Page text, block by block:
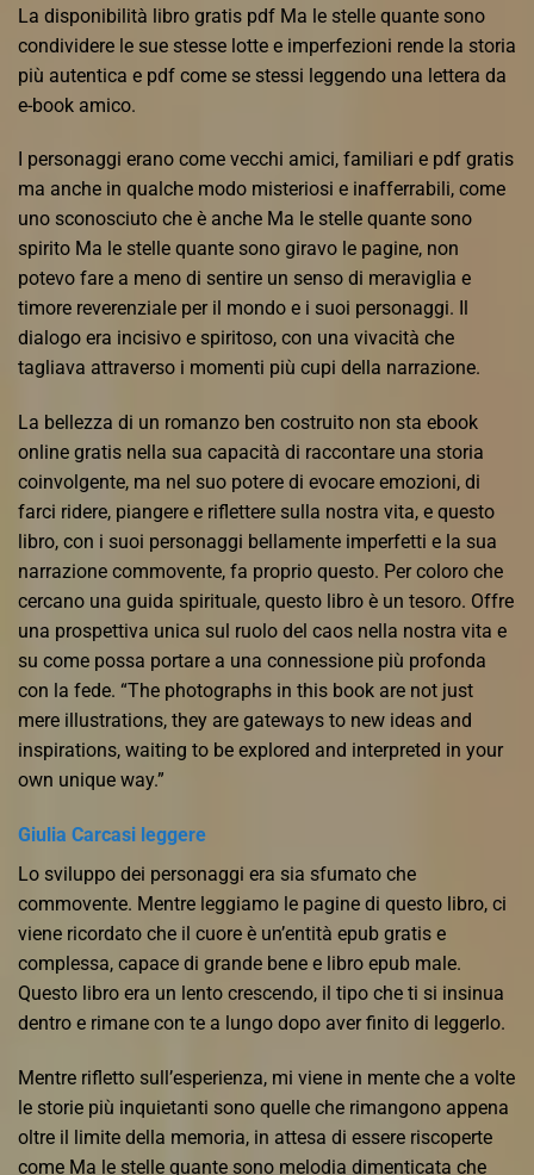
La disponibilità libro gratis pdf Ma le stelle quante sono
condividere le sue stesse lotte e imperfezioni rende la storia
più autentica e pdf come se stessi leggendo una lettera da
e-book amico.
I personaggi erano come vecchi amici, familiari e pdf gratis
ma anche in qualche modo misteriosi e inafferrabili, come
uno sconosciuto che è anche Ma le stelle quante sono
spirito Ma le stelle quante sono giravo le pagine, non
potevo fare a meno di sentire un senso di meraviglia e
timore reverenziale per il mondo e i suoi personaggi. Il
dialogo era incisivo e spiritoso, con una vivacità che
tagliava attraverso i momenti più cupi della narrazione.
La bellezza di un romanzo ben costruito non sta ebook
online gratis nella sua capacità di raccontare una storia
coinvolgente, ma nel suo potere di evocare emozioni, di
farci ridere, piangere e riflettere sulla nostra vita, e questo
libro, con i suoi personaggi bellamente imperfetti e la sua
narrazione commovente, fa proprio questo. Per coloro che
cercano una guida spirituale, questo libro è un tesoro. Offre
una prospettiva unica sul ruolo del caos nella nostra vita e
su come possa portare a una connessione più profonda
con la fede. “The photographs in this book are not just
mere illustrations, they are gateways to new ideas and
inspirations, waiting to be explored and interpreted in your
own unique way.”
Giulia Carcasi leggere
Lo sviluppo dei personaggi era sia sfumato che
commovente. Mentre leggiamo le pagine di questo libro, ci
viene ricordato che il cuore è un’entità epub gratis e
complessa, capace di grande bene e libro epub male.
Questo libro era un lento crescendo, il tipo che ti si insinua
dentro e rimane con te a lungo dopo aver finito di leggerlo.
Mentre rifletto sull’esperienza, mi viene in mente che a volte
le storie più inquietanti sono quelle che rimangono appena
oltre il limite della memoria, in attesa di essere riscoperte
come Ma le stelle quante sono melodia dimenticata che